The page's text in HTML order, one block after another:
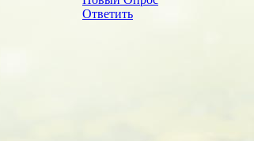
Ответить